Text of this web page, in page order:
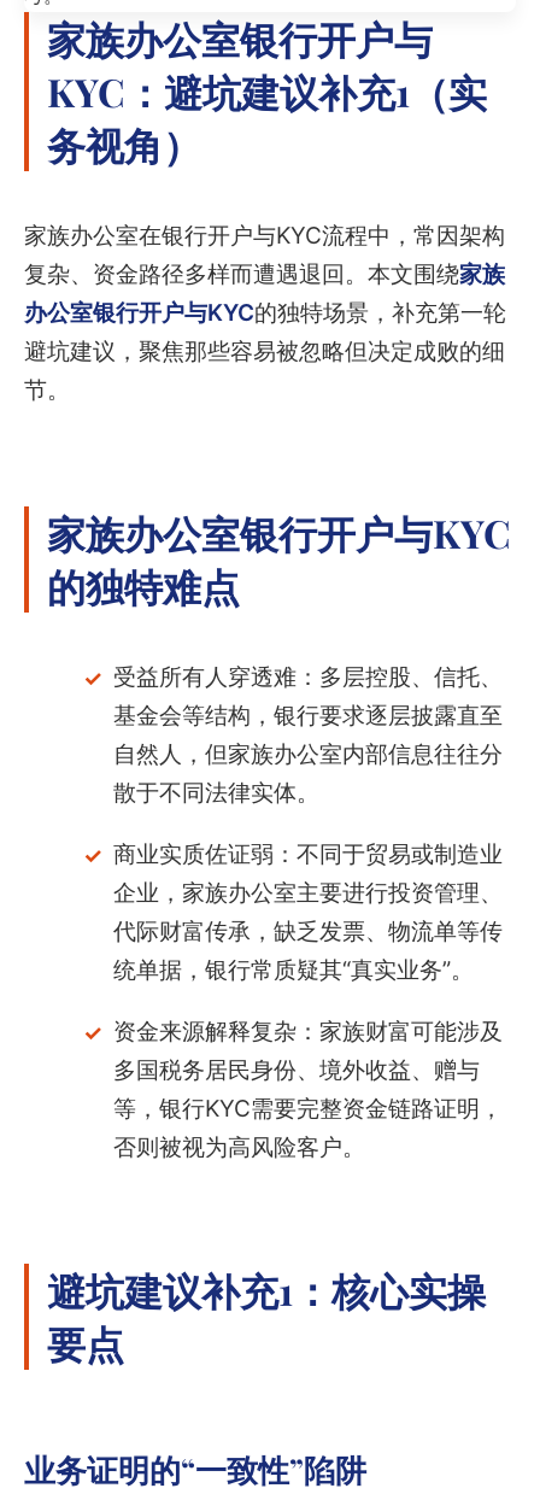
家族办公室银行开户与
KYC：避坑建议补充1（实
务视角）
家族办公室在银行开户与KYC流程中，常因架构
复杂、资金路径多样而遭遇退回。本文围绕家族
办公室银行开户与KYC的独特场景，补充第一轮
避坑建议，聚焦那些容易被忽略但决定成败的细
节。
家族办公室银行开户与KYC
的独特难点
受益所有人穿透难：多层控股、信托、
基金会等结构，银行要求逐层披露直至
自然人，但家族办公室内部信息往往分
散于不同法律实体。
商业实质佐证弱：不同于贸易或制造业
企业，家族办公室主要进行投资管理、
代际财富传承，缺乏发票、物流单等传
统单据，银行常质疑其“真实业务”。
资金来源解释复杂：家族财富可能涉及
多国税务居民身份、境外收益、赠与
等，银行KYC需要完整资金链路证明，
否则被视为高风险客户。
避坑建议补充1：核心实操
要点
业务证明的“一致性”陷阱